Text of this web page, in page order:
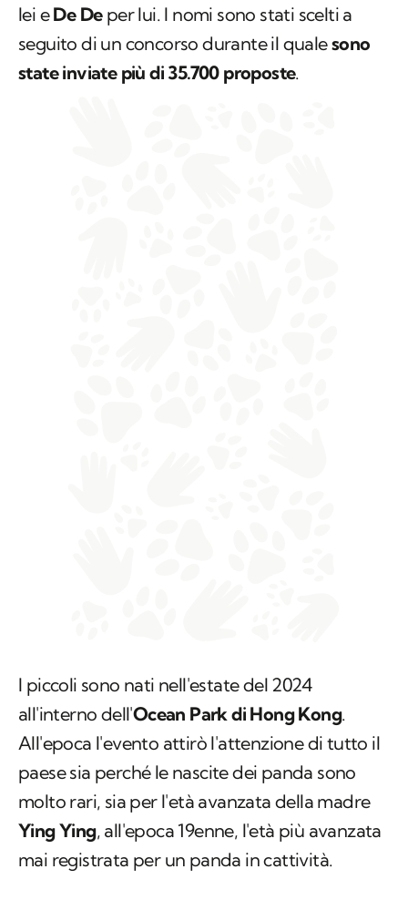
lei eDe De per lui. I nomi sono stati scelti a
seguito di un concorso durante il qualesono
state inviate più di 35.700 proposte.
I piccoli sono nati nell'estate del 2024
all'interno dell'Ocean Park di Hong Kong.
All'epoca l'evento attirò l'attenzione di tutto il
paese sia perché le nascite dei panda sono
molto rari, sia per l'età avanzata della madre
Ying Ying, all'epoca 19enne, l'età più avanzata
mai registrata per un panda in cattività.